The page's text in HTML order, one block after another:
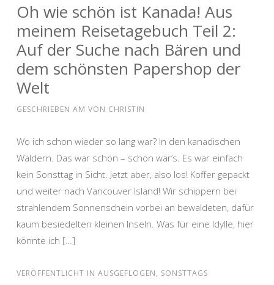
Oh wie schön ist Kanada! Aus
meinem Reisetagebuch Teil 2:
Auf der Suche nach Bären und
dem schönsten Papershop der
Welt
GESCHRIEBEN AM VON CHRISTIN
Wo ich schon wieder so lang war? In den kanadischen
Wäldern. Das war schön – schön wär’s. Es war einfach
kein Sonsttag in Sicht. Jetzt aber, also los! Koffer gepackt
und weiter nach Vancouver Island! Wir schippern bei
strahlendem Sonnenschein vorbei an bewaldeten, dafür
kaum besiedelten kleinen Inseln. Was für eine Idylle, hier
könnte ich […]
VERÖFFENTLICHT IN AUSGEFLOGEN, SONSTTAGS